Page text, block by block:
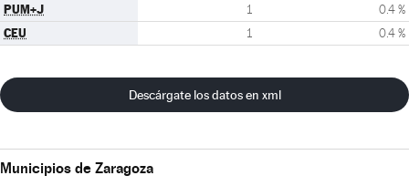
PUM+J 1 0.4 %
CEU 1 0.4 %
Descárgate los datos en xml
Municipios de Zaragoza